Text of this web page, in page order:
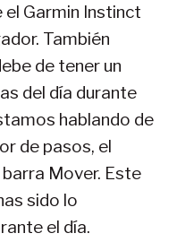
el Garmin Instinct
También
de tener un
del día durante
hablando de
de pasos, el
Mover. Este
sido lo
el día.